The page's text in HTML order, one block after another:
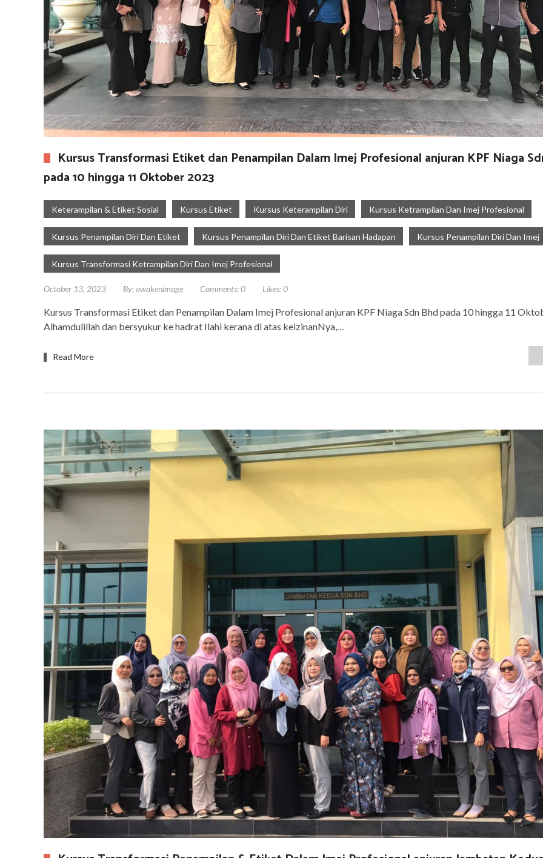
Kursus Transformasi Etiket dan Penampilan Dalam Imej Profesional anjuran KPF Niaga
pada 10 hingga 11 Oktober 2023
Keterampilan & Etiket Sosial Kursus Etiket Kursus Keterampilan Diri Kursus Ketrampilan Dan Imej Profesional
Kursus Penampilan Diri Dan Etiket Kursus Penampilan Diri Dan Etiket Barisan Hadapan Kursus Penampilan Diri Dan Imej
Kursus Transformasi Ketrampilan Diri Dan Imej Profesional
October 13, 2023 By:awakenimage Comments:0 Likes:0
Kursus Transformasi Etiket dan Penampilan Dalam Imej Profesional anjuran KPF Niaga Sdn Bhd pada 10 hingga 11
Alhamdulillah dan bersyukur ke hadrat Ilahi kerana di atas keizinanNya,…
Read More